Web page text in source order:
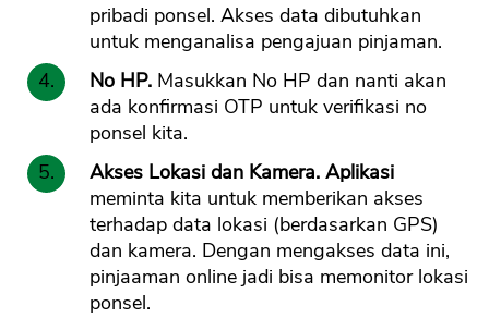
pribadi ponsel. Akses data dibutuhkan
untuk menganalisa pengajuan pinjaman.
No HP. Masukkan No HP dan nanti akan
ada konfirmasi OTP untuk verifikasi no
ponsel kita.
Akses Lokasi dan Kamera. Aplikasi
meminta kita untuk memberikan akses
terhadap data lokasi (berdasarkan GPS)
dan kamera. Dengan mengakses data ini,
pinjaaman online jadi bisa memonitor lokasi
ponsel.